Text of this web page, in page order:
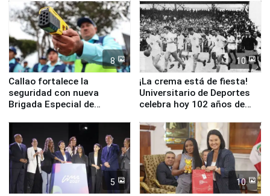
8
Callao fortalece la
seguridad con nueva
Brigada Especial de
equipamiento para
Serenazgo
10
¡La crema está de fiesta!
Universitario de Deportes
celebra hoy 102 años de
5 10